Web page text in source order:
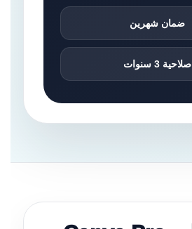
ضمان شهرين
صلاحية 3 سنوات